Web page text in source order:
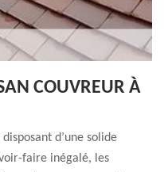
COUVREUR À
d’une solide
faire inégalé, les